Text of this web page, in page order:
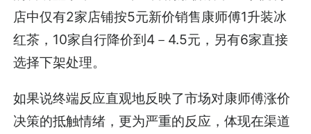
店中仅有2家店铺按5元新价销售康师傅1升装冰
红茶，10家自行降价到4－4.5元，另有6家直接
选择下架处理。
如果说终端反应直观地反映了市场对康师傅涨价
决策的抵触情绪，更为严重的反应，体现在渠道